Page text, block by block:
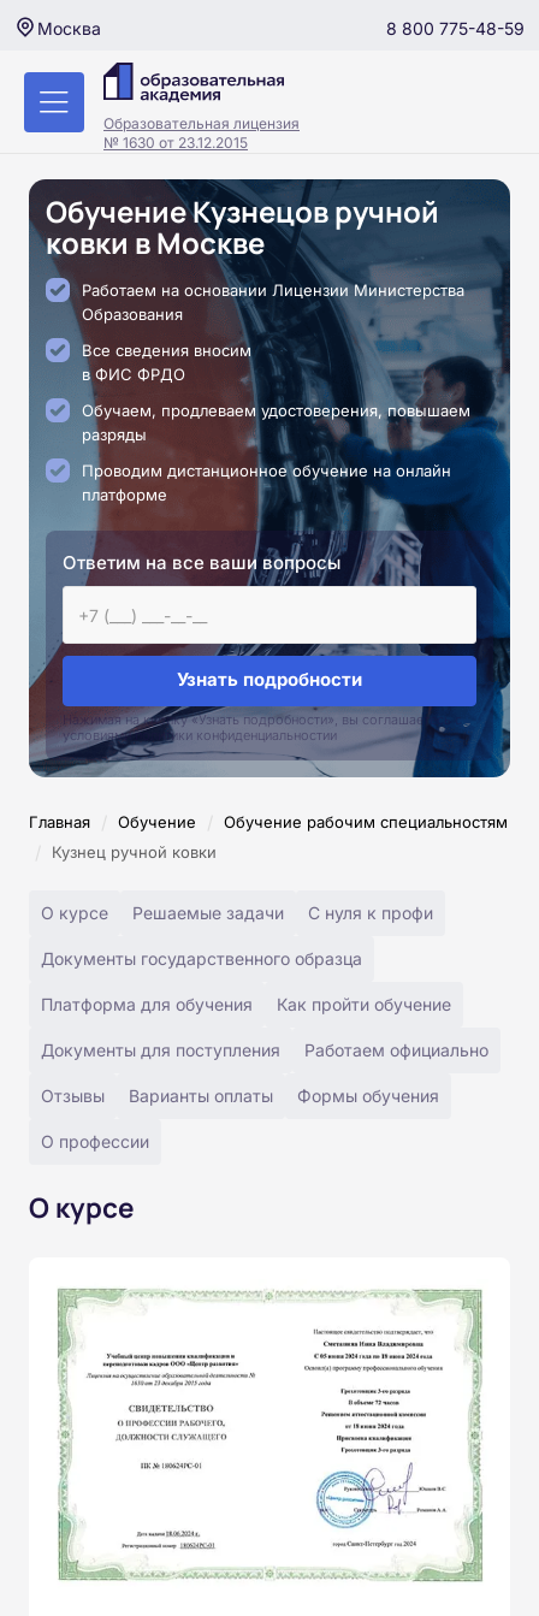
Москва 8 800 775-48-59
Образовательная лицензия
№ 1630 от 23.12.2015
Обучение Кузнецов ручной
ковки в Москве
Работаем на основании Лицензии Министерства
Образования
Все сведения вносим
в ФИС ФРДО
Обучаем, продлеваем удостоверения, повышаем
разряды
Проводим дистанционное обучение на онлайн
платформе
Ответим на все ваши вопросы
Узнать подробности
Нажимая на кнопку «Узнать подробности», вы соглашаетесь с
условиями политики конфиденциальностии
Главная / Обучение / Обучение рабочим специальностям
/ Кузнец ручной ковки
О курсе Решаемые задачи С нуля к профи
Документы государственного образца
Платформа для обучения Как пройти обучение
Документы для поступления Работаем официально
Отзывы Варианты оплаты Формы обучения
О профессии
О курсе